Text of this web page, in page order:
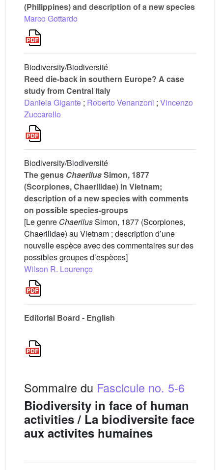
(Philippines) and description of a new species
Marco Gottardo
Biodiversity/Biodiversité
Reed die-back in southern Europe? A case
study from Central Italy
Daniela Gigante ; Roberto Venanzoni ; Vincenzo
Zuccarello
Biodiversity/Biodiversité
The genus ChaerilusSimon, 1877
(Scorpiones, Chaerilidae) in Vietnam;
description of a new species with comments
on possible species-groups
[Le genre ChaerilusSimon, 1877 (Scorpiones,
Chaerilidae) au Vietnam ; description d’une
nouvelle espèce avec des commentaires sur des
possibles groupes d’espèces]
Wilson R. Lourenço
Editorial Board - English
Sommaire du Fascicule no. 5-6
Biodiversity in face of human
activities / La biodiversite face
aux activites humaines